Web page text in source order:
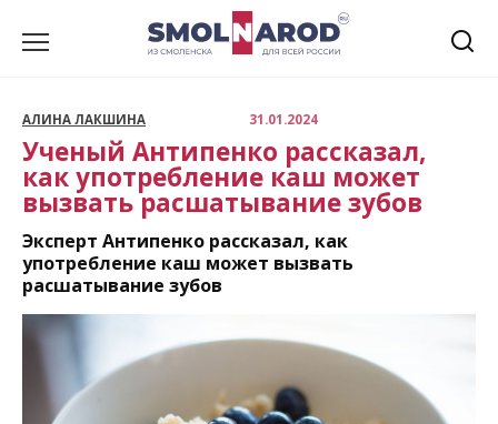
АЛИНА ЛАКШИНА 31.01.2024
Ученый Антипенко рассказал,
как употребление каш может
вызвать расшатывание зубов
Эксперт Антипенко рассказал, как
употребление каш может вызвать
расшатывание зубов